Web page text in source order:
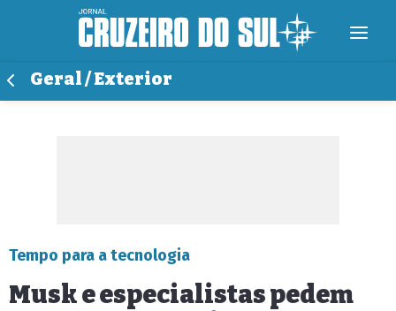
Geral / Exterior
Tempo para a tecnologia
Musk e especialistas pedem